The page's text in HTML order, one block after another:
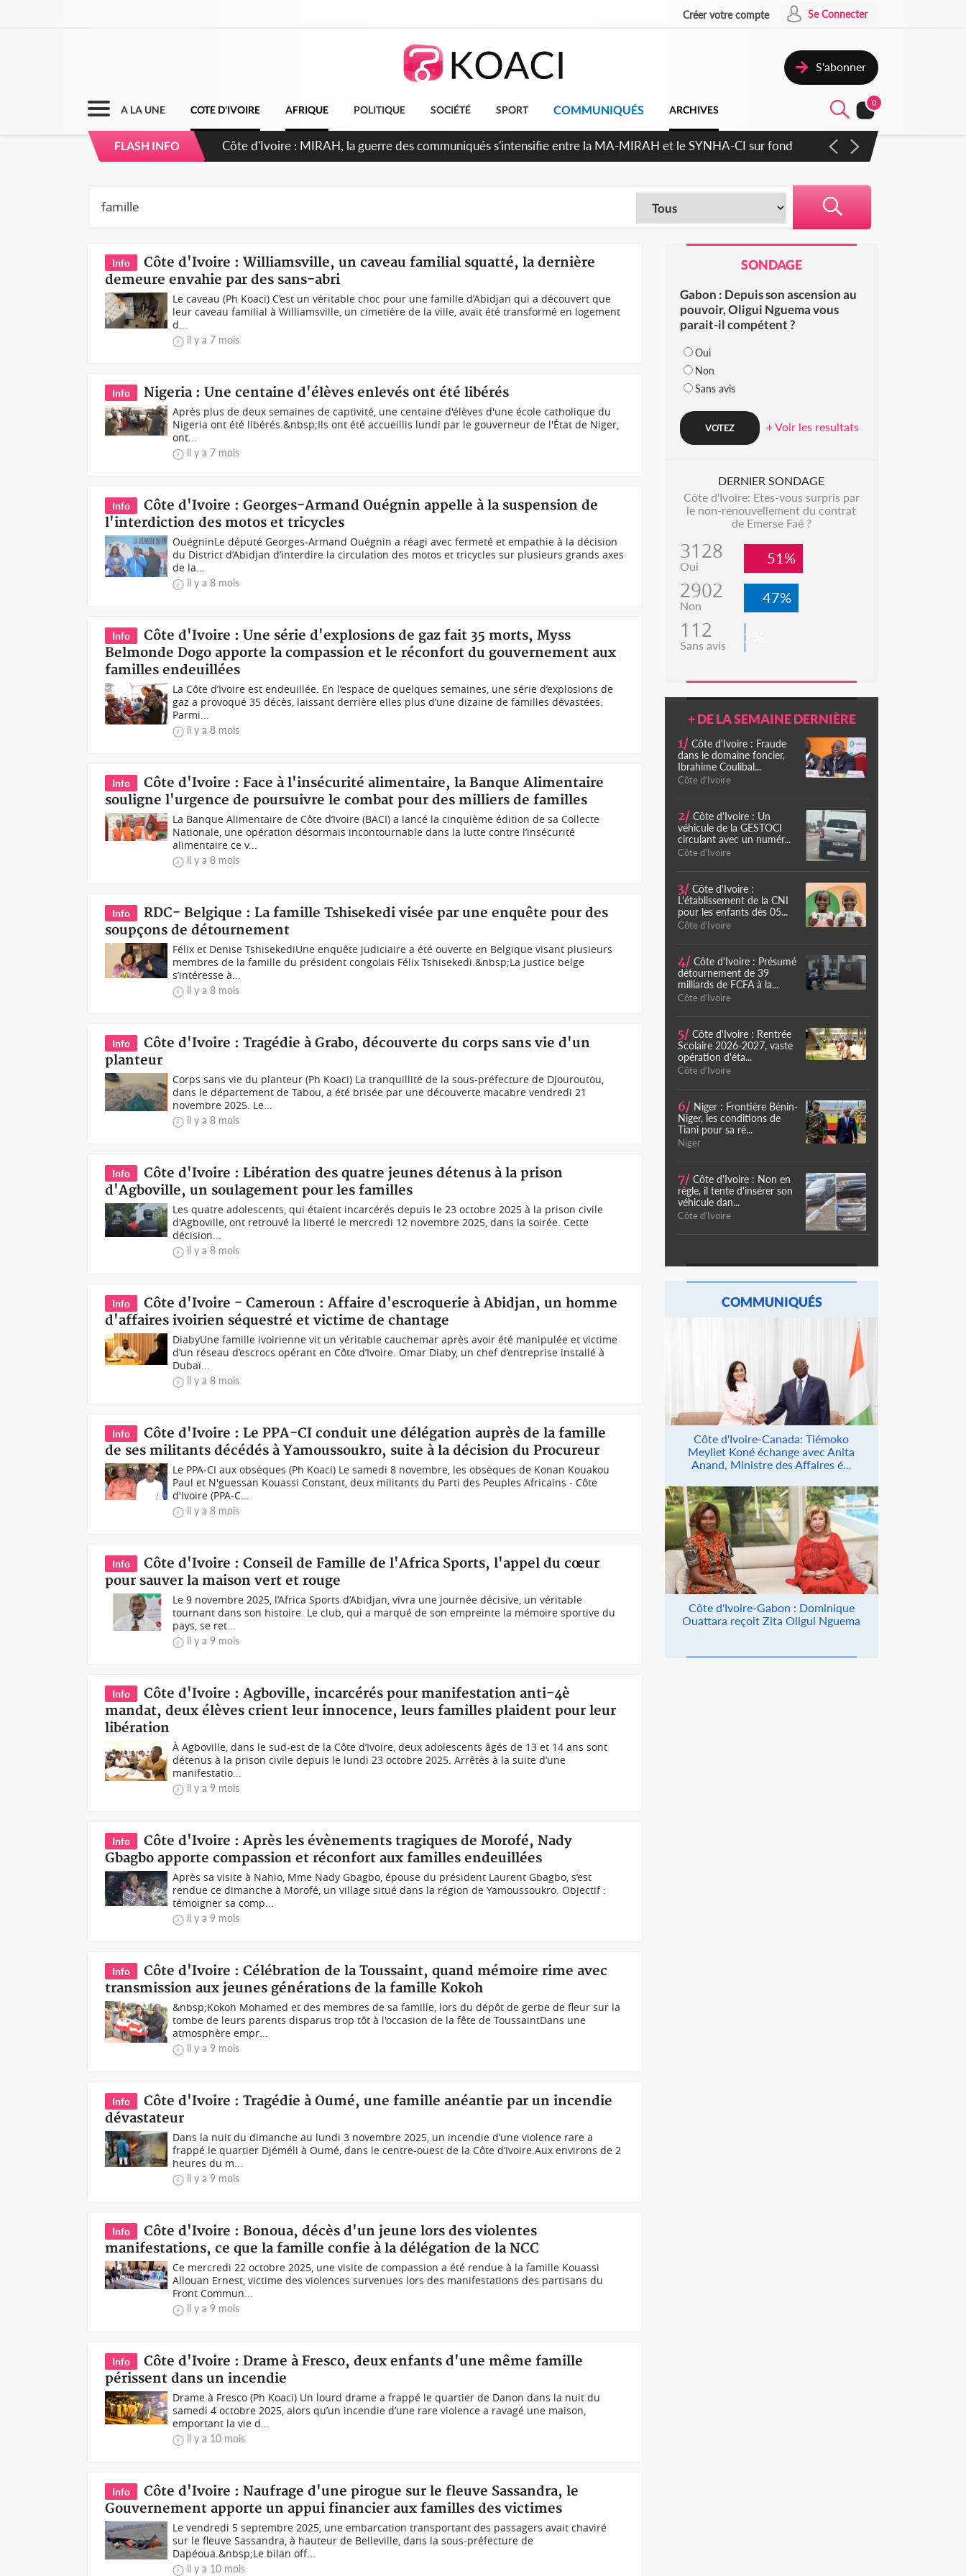
Créer votre compte Se Connecter
S'abonner
A LA UNE COTE D'IVOIRE AFRIQUE POLITIQUE SOCIÉTÉ SPORT COMMUNIQUÉS ARCHIVES
0
FLASH INFO Côte d'Ivoire : Indépendance 2026, Thiam plaide pour un environnement démocratique plus apaisé
Info
Côte d'Ivoire : Williamsville, un caveau familial squatté, la dernière
demeure envahie par des sans-abri
Le caveau (Ph Koaci) C’est un véritable choc pour une famille d’Abidjan qui a découvert que
leur caveau familial à Williamsville, un cimetière de la ville, avait été transformé en logement
d...
il y a 7 mois
Info Nigeria : Une centaine d'élèves enlevés ont été libérés
Après plus de deux semaines de captivité, une centaine d'élèves d'une école catholique du
Nigeria ont été libérés.&nbsp;Ils ont été accueillis lundi par le gouverneur de l'État de Niger,
ont...
il y a 7 mois
Info
Côte d'Ivoire : Georges-Armand Ouégnin appelle à la suspension de
l'interdiction des motos et tricycles
OuégninLe député Georges-Armand Ouégnin a réagi avec fermeté et empathie à la décision
du District d’Abidjan d’interdire la circulation des motos et tricycles sur plusieurs grands axes
de la...
il y a 8 mois
Info
Côte d'Ivoire : Une série d'explosions de gaz fait 35 morts, Myss
Belmonde Dogo apporte la compassion et le réconfort du gouvernement aux
familles endeuillées
La Côte d’Ivoire est endeuillée. En l’espace de quelques semaines, une série d’explosions de
gaz a provoqué 35 décès, laissant derrière elles plus d’une dizaine de familles dévastées.
Parmi...
il y a 8 mois
Info
Côte d'Ivoire : Face à l'insécurité alimentaire, la Banque Alimentaire
souligne l'urgence de poursuivre le combat pour des milliers de familles
La Banque Alimentaire de Côte d’Ivoire (BACI) a lancé la cinquième édition de sa Collecte
Nationale, une opération désormais incontournable dans la lutte contre l’insécurité
alimentaire ce v...
il y a 8 mois
Info
RDC- Belgique : La famille Tshisekedi visée par une enquête pour des
soupçons de détournement
Félix et Denise TshisekediUne enquête judiciaire a été ouverte en Belgique visant plusieurs
membres de la famille du président congolais Félix Tshisekedi.&nbsp;La justice belge
s’intéresse à...
il y a 8 mois
Info
Côte d'Ivoire : Tragédie à Grabo, découverte du corps sans vie d'un
planteur
Corps sans vie du planteur (Ph Koaci) La tranquillité de la sous-préfecture de Djouroutou,
dans le département de Tabou, a été brisée par une découverte macabre vendredi 21
novembre 2025. Le...
il y a 8 mois
Info
Côte d'Ivoire : Libération des quatre jeunes détenus à la prison
d'Agboville, un soulagement pour les familles
Les quatre adolescents, qui étaient incarcérés depuis le 23 octobre 2025 à la prison civile
d'Agboville, ont retrouvé la liberté le mercredi 12 novembre 2025, dans la soirée. Cette
décision...
il y a 8 mois
Info
Côte d'Ivoire - Cameroun : Affaire d'escroquerie à Abidjan, un homme
d'affaires ivoirien séquestré et victime de chantage
DiabyUne famille ivoirienne vit un véritable cauchemar après avoir été manipulée et victime
d’un réseau d’escrocs opérant en Côte d’Ivoire. Omar Diaby, un chef d’entreprise installé à
Dubaï...
il y a 8 mois
Info
Côte d'Ivoire : Le PPA-CI conduit une délégation auprès de la famille
de ses militants décédés à Yamoussoukro, suite à la décision du Procureur
Le PPA-CI aux obsèques (Ph Koaci) Le samedi 8 novembre, les obsèques de Konan Kouakou
Paul et N'guessan Kouassi Constant, deux militants du Parti des Peuples Africains - Côte
d'Ivoire (PPA-C...
il y a 8 mois
Info
Côte d'Ivoire : Conseil de Famille de l'Africa Sports, l'appel du cœur
pour sauver la maison vert et rouge
Le 9 novembre 2025, l’Africa Sports d’Abidjan, vivra une journée décisive, un véritable
tournant dans son histoire. Le club, qui a marqué de son empreinte la mémoire sportive du
pays, se ret...
il y a 9 mois
Info
Côte d'Ivoire : Agboville, incarcérés pour manifestation anti-4è
mandat, deux élèves crient leur innocence, leurs familles plaident pour leur
libération
À Agboville, dans le sud-est de la Côte d’Ivoire, deux adolescents âgés de 13 et 14 ans sont
détenus à la prison civile depuis le lundi 23 octobre 2025. Arrêtés à la suite d’une
manifestatio...
il y a 9 mois
Info
Côte d'Ivoire : Après les évènements tragiques de Morofé, Nady
Gbagbo apporte compassion et réconfort aux familles endeuillées
Après sa visite à Nahio, Mme Nady Gbagbo, épouse du président Laurent Gbagbo, s’est
rendue ce dimanche à Morofé, un village situé dans la région de Yamoussoukro. Objectif :
témoigner sa comp...
il y a 9 mois
Info
Côte d'Ivoire : Célébration de la Toussaint, quand mémoire rime avec
transmission aux jeunes générations de la famille Kokoh
&nbsp;Kokoh Mohamed et des membres de sa famille, lors du dépôt de gerbe de fleur sur la
tombe de leurs parents disparus trop tôt à l'occasion de la fête de ToussaintDans une
atmosphère empr...
il y a 9 mois
Info
Côte d'Ivoire : Tragédie à Oumé, une famille anéantie par un incendie
dévastateur
Dans la nuit du dimanche au lundi 3 novembre 2025, un incendie d’une violence rare a
frappé le quartier Djéméli à Oumé, dans le centre-ouest de la Côte d’Ivoire.Aux environs de 2
heures du m...
il y a 9 mois
Info
Côte d'Ivoire : Bonoua, décès d'un jeune lors des violentes
manifestations, ce que la famille confie à la délégation de la NCC
Ce mercredi 22 octobre 2025, une visite de compassion a été rendue à la famille Kouassi
Allouan Ernest, victime des violences survenues lors des manifestations des partisans du
Front Commun...
il y a 9 mois
Info
Côte d'Ivoire : Drame à Fresco, deux enfants d'une même famille
périssent dans un incendie
Drame à Fresco (Ph Koaci) Un lourd drame a frappé le quartier de Danon dans la nuit du
samedi 4 octobre 2025, alors qu’un incendie d’une rare violence a ravagé une maison,
emportant la vie d...
il y a 10 mois
Info
Côte d'Ivoire : Naufrage d'une pirogue sur le fleuve Sassandra, le
Gouvernement apporte un appui financier aux familles des victimes
Le vendredi 5 septembre 2025, une embarcation transportant des passagers avait chaviré
sur le fleuve Sassandra, à hauteur de Belleville, dans la sous-préfecture de
Dapéoua.&nbsp;Le bilan off...
il y a 10 mois
SONDAGE
Gabon : Depuis son ascension au
pouvoir, Oligui Nguema vous
parait-il compétent ?
Oui
Non
Sans avis
+ Voir les resultats
DERNIER SONDAGE
Côte d'Ivoire: Etes-vous surpris par
le non-renouvellement du contrat
de Emerse Faé ?
3128
Oui 51%
2902
Non 47%
112
Sans avis 2%
+ DE LA SEMAINE DERNIÈRE
1/ Côte d'Ivoire : Fraude
dans le domaine foncier,
Ibrahime Coulibal...
Côte d'Ivoire
2/ Côte d'Ivoire : Un
véhicule de la GESTOCI
circulant avec un numér...
Côte d'Ivoire
3/ Côte d'Ivoire :
L'établissement de la CNI
pour les enfants dès 05...
Côte d'Ivoire
4/ Côte d'Ivoire : Présumé
détournement de 39
milliards de FCFA à la...
Côte d'Ivoire
5/ Côte d'Ivoire : Rentrée
Scolaire 2026-2027, vaste
opération d'éta...
Côte d'Ivoire
6/ Niger : Frontière Bénin-
Niger, les conditions de
Tiani pour sa ré...
Niger
7/ Côte d'Ivoire : Non en
règle, il tente d'insérer son
véhicule dan...
Côte d'Ivoire
COMMUNIQUÉS
Côte d'Ivoire-Canada: Tiémoko
Meyliet Koné échange avec Anita
Anand, Ministre des Affaires é...
Côte d'Ivoire-Gabon : Dominique
Ouattara reçoit Zita Oligui Nguema